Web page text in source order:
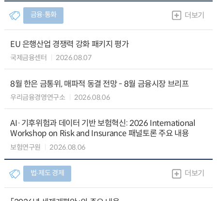
금융∙통화 더보기
EU 은행산업 경쟁력 강화 패키지 평가
국제금융센터 2026.08.07
8월 한은 금통위, 매파적 동결 전망 - 8월 금융시장 브리프
우리금융경영연구소 2026.08.06
AI·기후위험과 데이터 기반 보험혁신: 2026 International
Workshop on Risk and Insurance 패널토론 주요 내용
보험연구원 2026.08.06
법∙제도 경제 더보기